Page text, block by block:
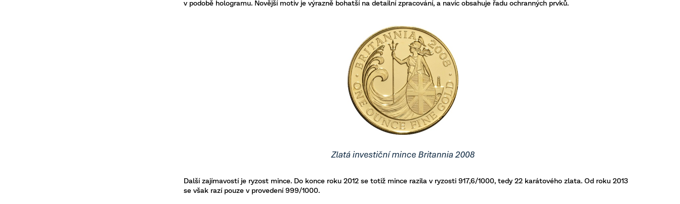
v podobě hologramu. Novější motiv je výrazně bohatší na detailní zpracování, a navíc obsahuje řadu ochranných prvků.
Další zajímavostí je ryzost mince. Do konce roku 2012 se totiž mince razila v ryzosti 917,6/1000, tedy 22 karátového zlata. Od roku 2013
se však razí pouze v provedení 999/1000.